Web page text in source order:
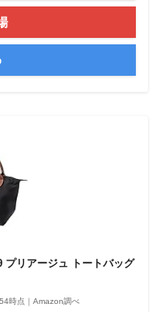
プリアージュ トートバッグ
時点｜Amazon調べ